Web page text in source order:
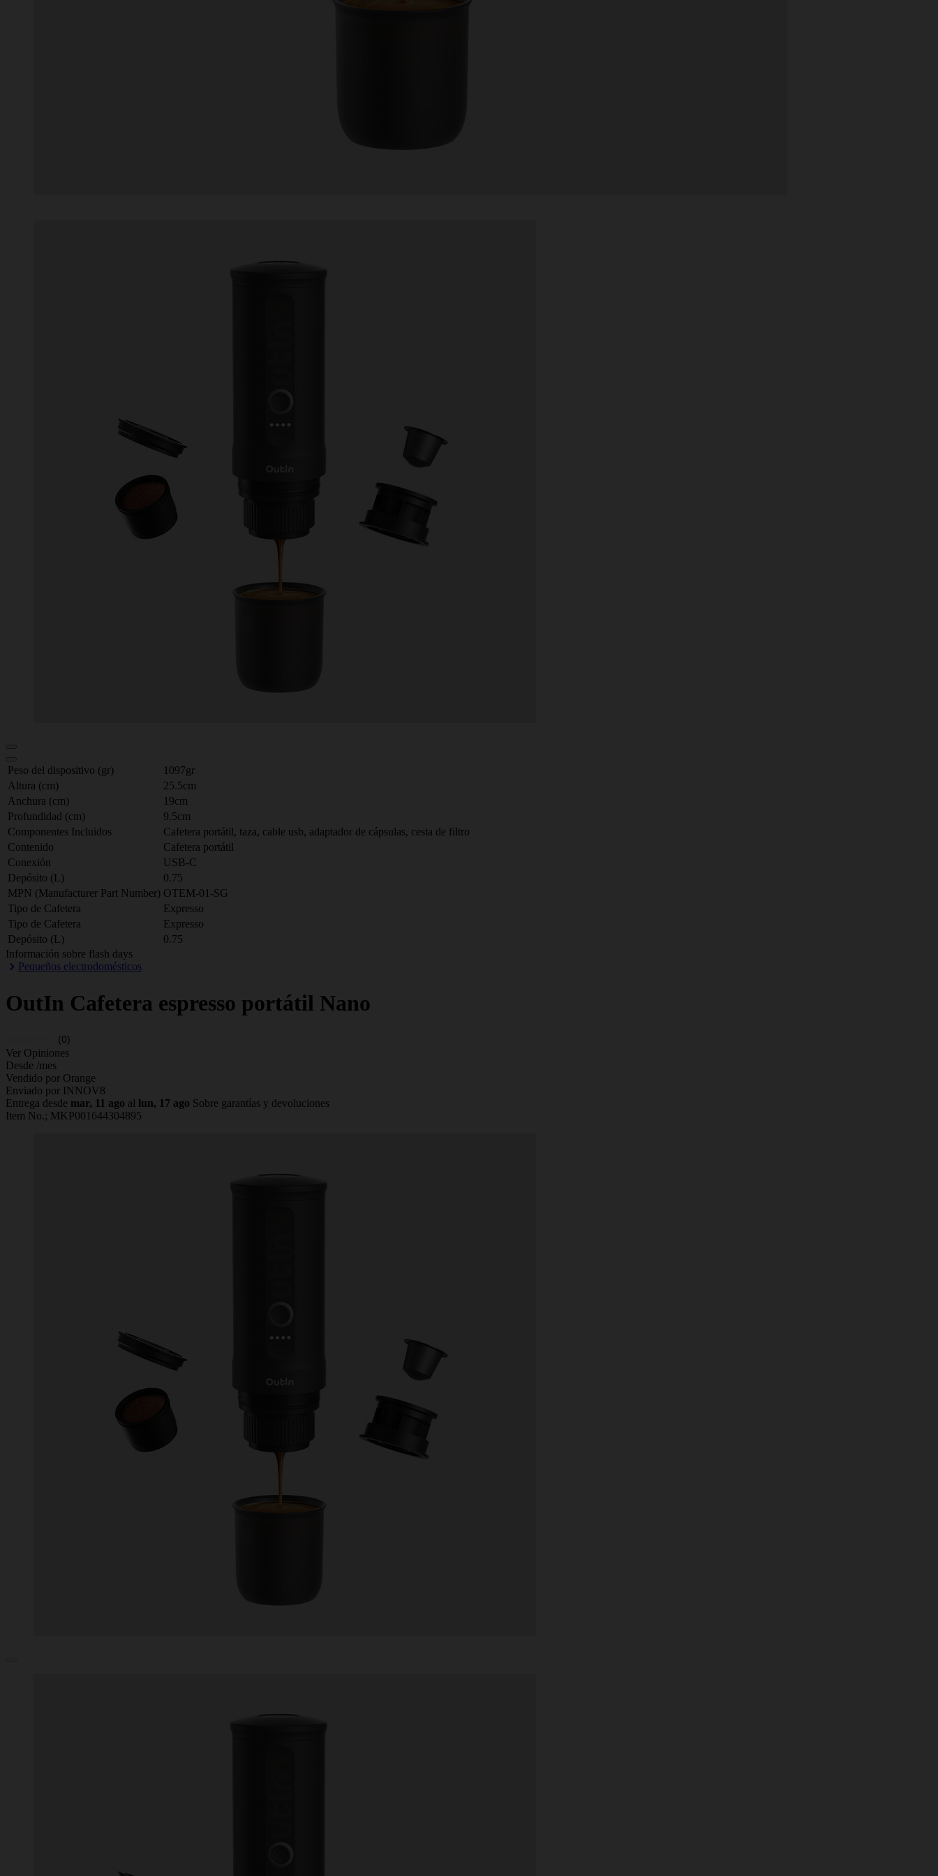
Peso del dispositivo (gr)
1097gr
Altura (cm)
25.5cm
Anchura (cm)
19cm
Profundidad (cm)
9.5cm
Componentes Incluidos
Cafetera portátil, taza, cable usb, adaptador de cápsulas, cesta de filtro
Contenido
Cafetera portátil
Conexión
USB-C
Depósito (L)
0.75
MPN (Manufacturer Part Number) OTEM-01-SG
Tipo de Cafetera
Expresso
Tipo de Cafetera
Expresso
Depósito (L)
0.75
Información sobre flash days
Pequeños electrodomésticos
OutIn Cafetera espresso portátil Nano
(0)
Ver Opiniones
Desde /mes
Vendido por Orange
Enviado por INNOV8
Entrega desde mar, 11 ago al lun, 17 ago Sobre garantías y devoluciones
Item No.; MKP001644304895